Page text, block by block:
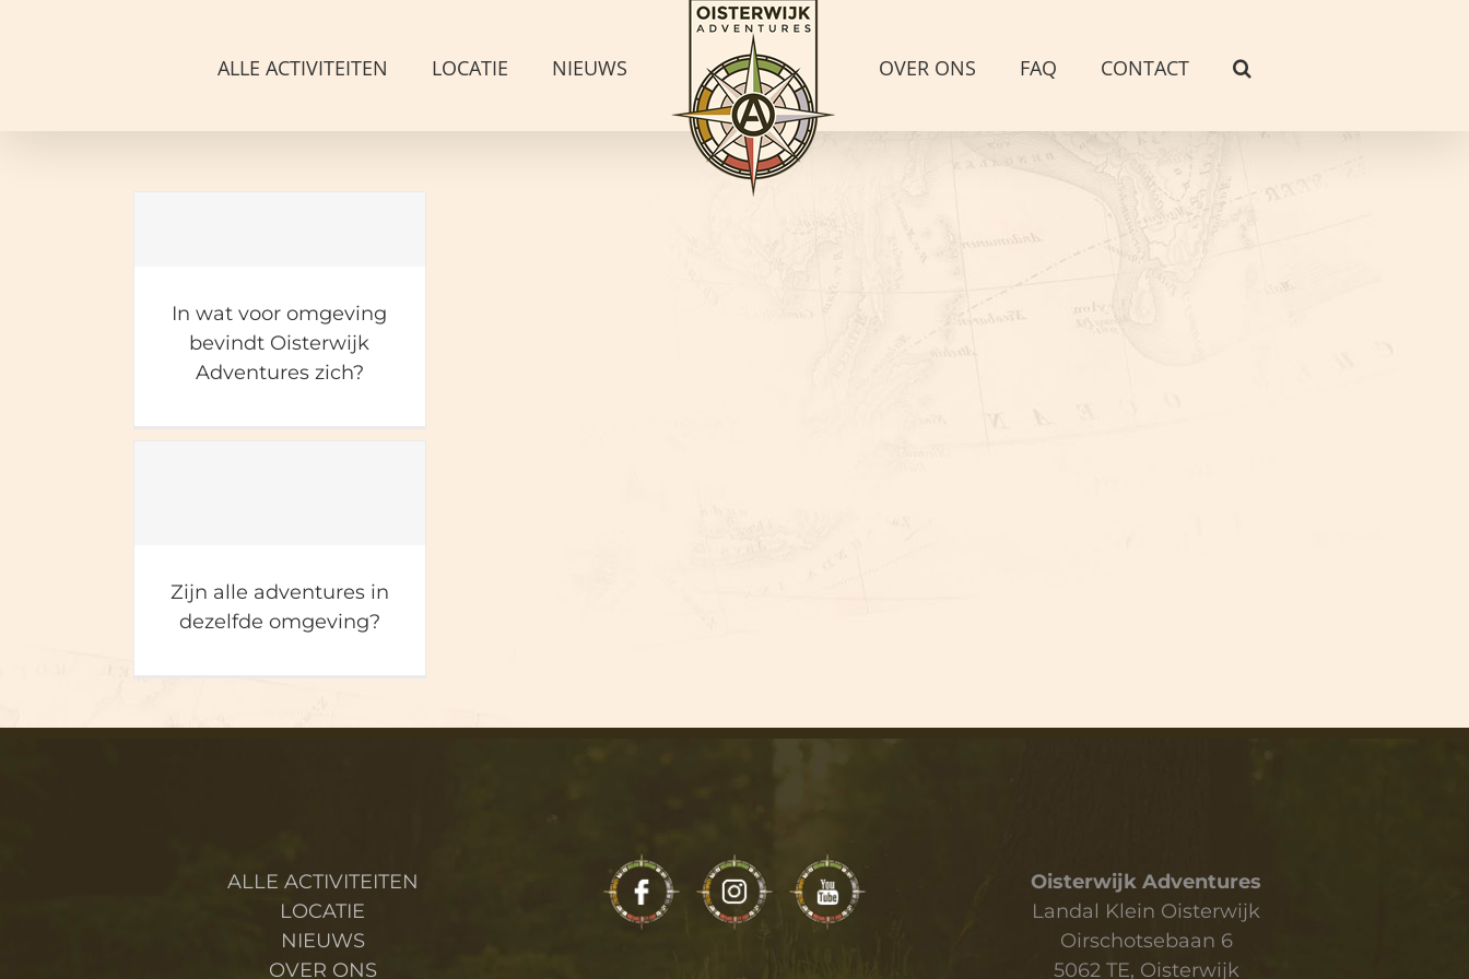
ALLE ACTIVITEITEN LOCATIE NIEUWS OVER ONS FAQ CONTACT
Oisterwijk
Adventures zich?
In wat voor omgeving
bevindt Oisterwijk
Adventures zich?
omgeving?
Zijn alle adventures in
dezelfde omgeving?
ALLE ACTIVITEITEN
LOCATIE
NIEUWS
OVER ONS
Oisterwijk Adventures
Landal Klein Oisterwijk
Oirschotsebaan 6
5062 TE, Oisterwijk